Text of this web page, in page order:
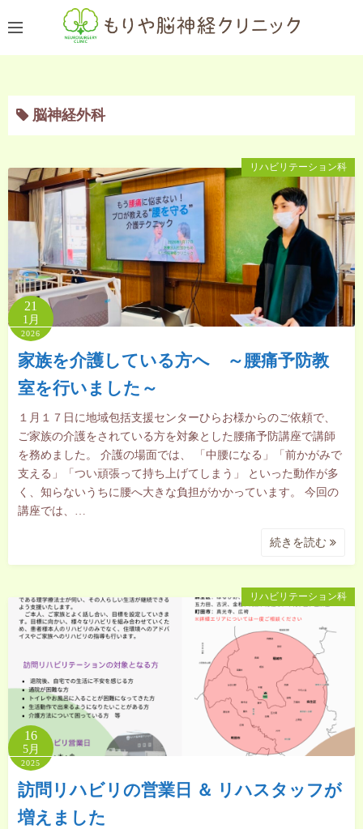
ン
ツ
ス
ッ
脳神経外科
リハビリテーション科
21
1月
2026
家族を介護している方へ ～腰痛予防教
室を行いました～
１月１７日に地域包括支援センターひらお様からのご依頼で、
ご家族の介護をされている方を対象とした腰痛予防講座で講師
を務めました。 介護の場面では、 「中腰になる」「前かがみで
支える」「つい頑張って持ち上げてしまう」 といった動作が多
く、知らないうちに腰へ大きな負担がかかっています。 今回の
講座では、…
続きを読む
リハビリテーション科
16
5月
2025
訪問リハビリの営業日 ＆ リハスタッフが
増えました